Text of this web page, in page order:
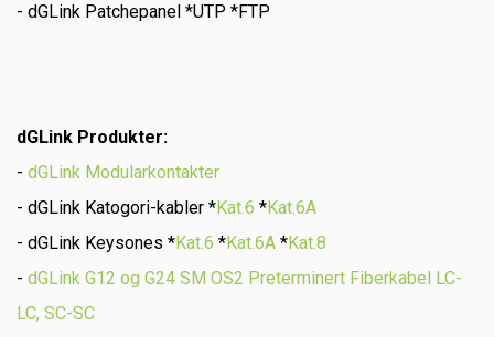
- dGLink Patchepanel *UTP *FTP
dGLink Produkter:
- dGLink Modularkontakter
- dGLink Katogori-kabler *Kat.6 *Kat.6A
- dGLink Keysones *Kat.6 *Kat.6A *Kat.8
- dGLink G12 og G24 SM OS2 Preterminert Fiberkabel LC-
LC, SC-SC